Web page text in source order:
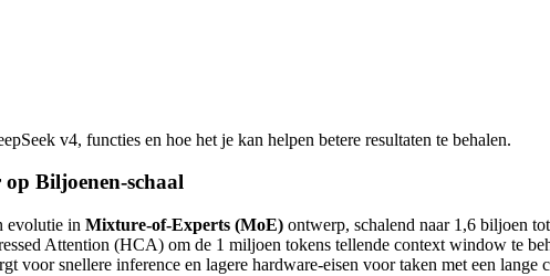
v4, functies en hoe het je kan helpen betere resultaten te behalen.
Biljoenen-schaal
evolutie in Mixture-of-Experts (MoE) ontwerp, schalend naar 1,6 biljoen
Attention (HCA) om de 1 miljoen tokens tellende context window te
voor snellere inference en lagere hardware-eisen voor taken met een lange